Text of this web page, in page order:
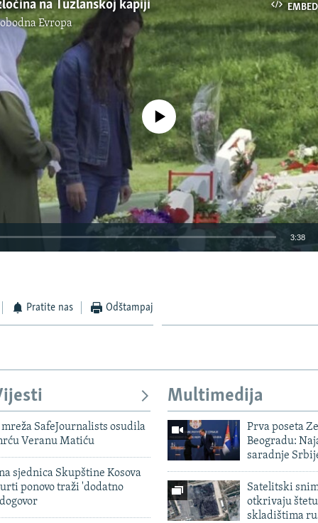
EMBED
na Tuzlanskoj kapiji
Evropa
No media source currently available
3:38
Pratite nas Odštampaj
SafeJournalists osudila
Veranu Matiću
sjednica Skupštine Kosova
ponovo traži 'dodatno
Multimedija
Prva poseta
Beogradu:
saradnje
Satelitski
otkrivaju
skladištima